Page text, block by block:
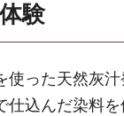
験
った天然灰汁
仕込んだ染料を